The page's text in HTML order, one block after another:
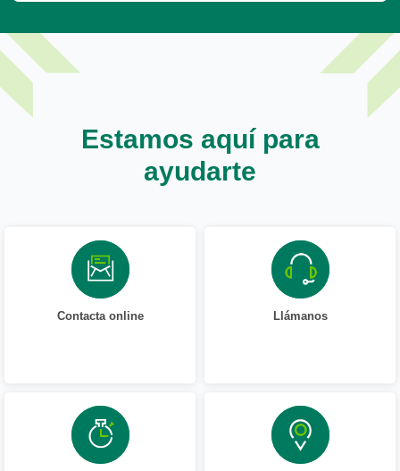
Estamos aquí para
ayudarte
Contacta online Llámanos